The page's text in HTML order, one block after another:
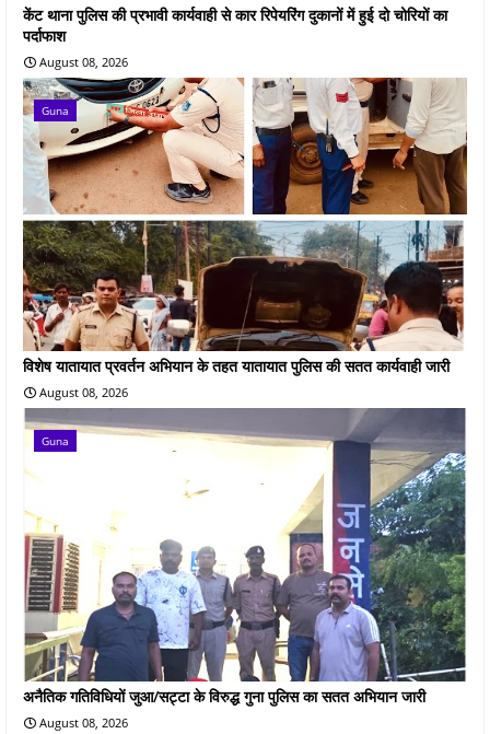
केंट थाना पुलिस की प्रभावी कार्यवाही से कार रिपेयरिंग दुकानों में हुई दो चोरियों का
पर्दाफाश
August 08, 2026
Guna
विशेष यातायात प्रवर्तन अभियान के तहत यातायात पुलिस की सतत कार्यवाही जारी
August 08, 2026
Guna
अनैतिक गतिविधियों जुआ/सट्टा के विरुद्ध गुना पुलिस का सतत अभियान जारी
August 08, 2026